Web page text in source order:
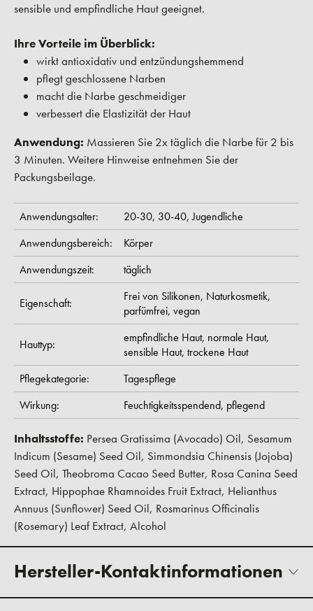
sensible und empfindliche Haut geeignet.
Ihre Vorteile im Überblick:
wirkt antioxidativ und entzündungshemmend
pflegt geschlossene Narben
macht die Narbe geschmeidiger
verbessert die Elastizität der Haut
Anwendung: Massieren Sie 2x täglich die Narbe für 2 bis
3 Minuten. Weitere Hinweise entnehmen Sie der
Packungsbeilage.
Anwendungsalter: 20-30, 30-40,Jugendliche
Anwendungsbereich:
Körper
Anwendungszeit:
täglich
Eigenschaft: Frei von Silikonen, Naturkosmetik,
parfümfrei, vegan
Hauttyp: empfindliche Haut, normale Haut,
sensible Haut, trockene Haut
Pflegekategorie:
Tagespflege
Wirkung:
Feuchtigkeitsspendend, pflegend
Inhaltsstoffe: Persea Gratissima (Avocado) Oil, Sesamum
Indicum (Sesame) Seed Oil, Simmondsia Chinensis (Jojoba)
Seed Oil, Theobroma Cacao Seed Butter, Rosa Canina Seed
Extract, Hippophae Rhamnoides Fruit Extract, Helianthus
Annuus (Sunflower) Seed Oil, Rosmarinus Officinalis
(Rosemary) Leaf Extract, Alcohol
Hersteller-Kontaktinformationen